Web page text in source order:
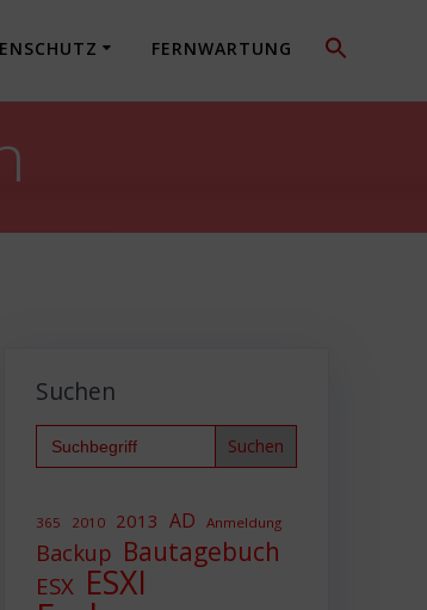
FERNWARTUNG
Suchen
Search
for:
365 2010 2013 AD Anmeldung
Backup Bautagebuch
ESX ESXI